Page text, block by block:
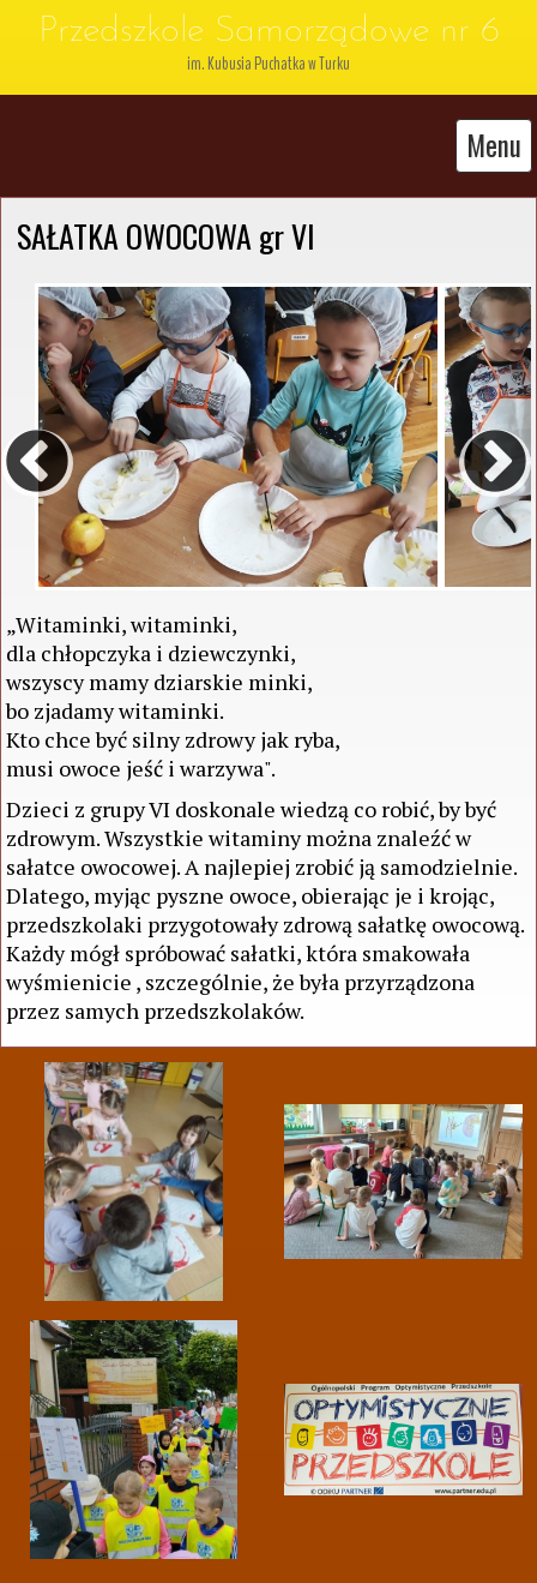
Przedszkole Samorządowe nr 6
im. Kubusia Puchatka w Turku
Menu
SAŁATKA OWOCOWA gr VI
„Witaminki, witaminki,
dla chłopczyka i dziewczynki,
wszyscy mamy dziarskie minki,
bo zjadamy witaminki.
Kto chce być silny zdrowy jak ryba,
musi owoce jeść i warzywa".
Dzieci z grupy VI doskonale wiedzą co robić, by być
zdrowym. Wszystkie witaminy można znaleźć w
sałatce owocowej. A najlepiej zrobić ją samodzielnie.
Dlatego, myjąc pyszne owoce, obierając je i krojąc,
przedszkolaki przygotowały zdrową sałatkę owocową.
Każdy mógł spróbować sałatki, która smakowała
wyśmienicie , szczególnie, że była przyrządzona
przez samych przedszkolaków.